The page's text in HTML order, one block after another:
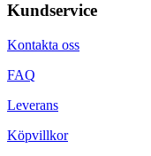
Kundservice
Kontakta oss
FAQ
Leverans
Köpvillkor